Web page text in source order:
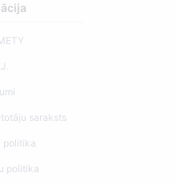
saraksts
politika
politika